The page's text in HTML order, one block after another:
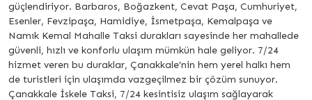
güçlendiriyor. Barbaros, Boğazkent, Cevat Paşa, Cumhuriyet,
Esenler, Fevzipaşa, Hamidiye, İsmetpaşa, Kemalpaşa ve
Namık Kemal Mahalle Taksi durakları sayesinde her mahallede
güvenli, hızlı ve konforlu ulaşım mümkün hale geliyor. 7/24
hizmet veren bu duraklar, Çanakkale’nin hem yerel halkı hem
de turistleri için ulaşımda vazgeçilmez bir çözüm sunuyor.
Çanakkale İskele Taksi, 7/24 kesintisiz ulaşım sağlayarak